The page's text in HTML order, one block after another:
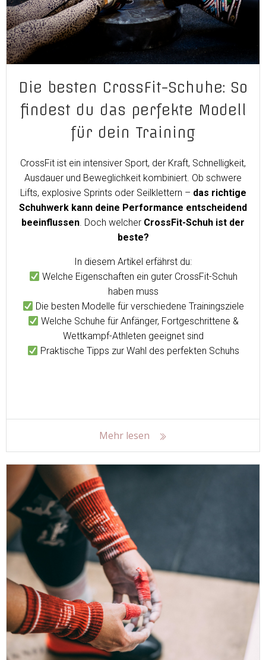
Die besten CrossFit-Schuhe: So
findest du das perfekte Modell
für dein Training
CrossFit ist ein intensiver Sport, der Kraft, Schnelligkeit,
Ausdauer und Beweglichkeit kombiniert. Ob schwere
Lifts, explosive Sprints oder Seilklettern – das richtige
Schuhwerk kann deine Performance entscheidend
beeinflussen. Doch welcher CrossFit-Schuh ist der
beste?
In diesem Artikel erfährst du:
Welche Eigenschaften ein guter CrossFit-Schuh
haben muss
Die besten Modelle für verschiedene Trainingsziele
Welche Schuhe für Anfänger, Fortgeschrittene &
Wettkampf-Athleten geeignet sind
Praktische Tipps zur Wahl des perfekten Schuhs
Mehr lesen